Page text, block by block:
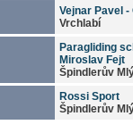
Vejnar Pavel
Vrchlabí
Paragliding
Miroslav Fejt
Špindlerův
Rossi Sport
Špindlerův